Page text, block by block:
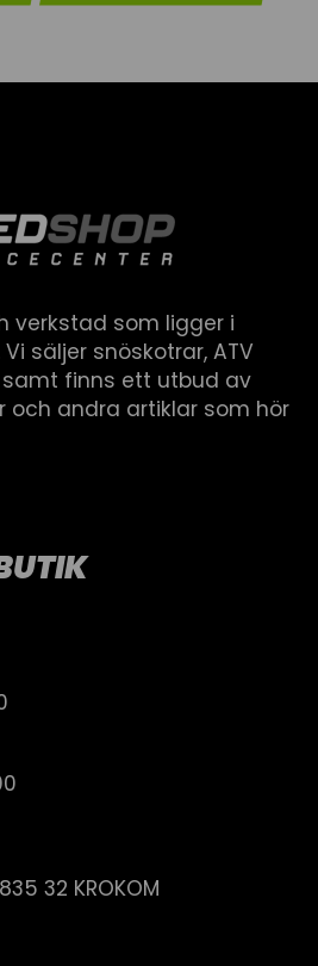
verkstad som ligger i
säljer snöskotrar, ATV
samt finns ett utbud av
och andra artiklar som hör
32 KROKOM